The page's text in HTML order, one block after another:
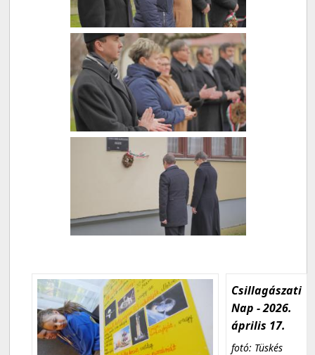
Csillagászati
Nap - 2026.
április 17.
fotó: Tüskés